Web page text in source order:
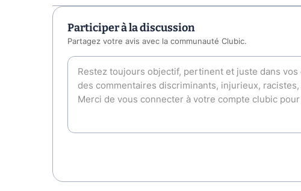
Participer à la discussion
Partagez votre avis avec la communauté Clubic.